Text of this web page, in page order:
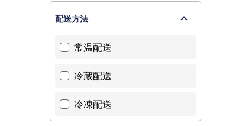
配送方法
常温配送
冷蔵配送
冷凍配送